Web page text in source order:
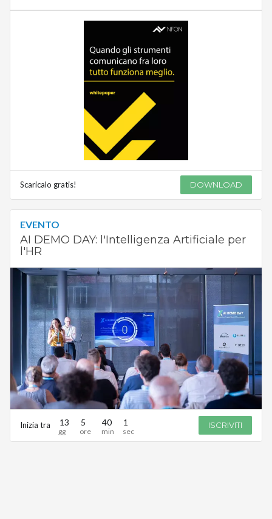
Scaricalo gratis! DOWNLOAD
EVENTO
AI DEMO DAY: l'Intelligenza Artificiale per
l'HR
Inizia tra 13 5 40 1 ISCRIVITI